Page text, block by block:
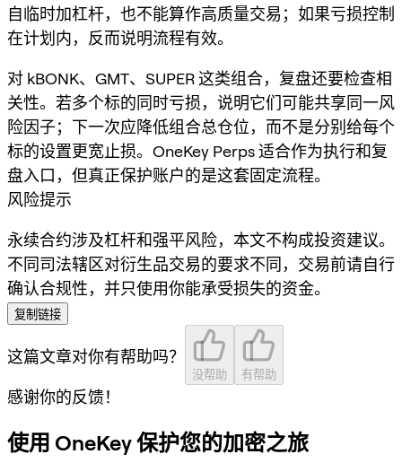
自临时加杠杆，也不能算作高质量交易；如果亏损控制
在计划内，反而说明流程有效。
对 kBONK、GMT、SUPER 这类组合，复盘还要检查相
关性。若多个标的同时亏损，说明它们可能共享同一风
险因子；下一次应降低组合总仓位，而不是分别给每个
标的设置更宽止损。OneKey Perps 适合作为执行和复
盘入口，但真正保护账户的是这套固定流程。
风险提示
永续合约涉及杠杆和强平风险，本文不构成投资建议。
不同司法辖区对衍生品交易的要求不同，交易前请自行
确认合规性，并只使用你能承受损失的资金。
复制链接
这篇文章对你有帮助吗？
没帮助 有帮助
感谢你的反馈！
使用 OneKey 保护您的加密之旅